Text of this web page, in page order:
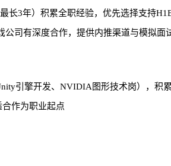
长3年）积累全职经验，优先选择支持
公司有深度合作，提供内推渠道与模拟面
引擎开发、NVIDIA图形技术岗），积
作为职业起点